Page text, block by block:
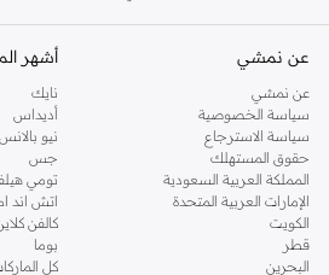
أفضل العلامات التجارية في السعودية
يضم متجر نمشي السعودية أونلاين مجموعة ضخمة
التجارية، بداية من الأزياء وحتى مستلزمات
الملابس والأحذية والإكسسوارات وكافة
ديفاكتو ، و ديزل، وبيير كاردان تومي هيلفيغر، و
ومايكل كورس ، وبيفرلي هيلز بولو كلوب ، وأمريكان
لورين
عن نمشي
عن نمشي
سياسة الخصوصية
سياسة الاسترجاع
حقوق المستهلك
المملكة العربية السعودية
الإمارات العربية المتحدة
الكويت
قطر
البحرين
أشهر
نايك
أديداس
نيو بالانس
جس
تومي
اتش اند ام
كالفن
بوما
كل